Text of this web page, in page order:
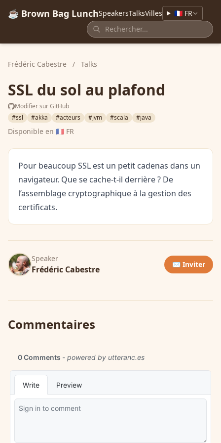
☕ Brown Bag LunchSpeakersTalksVilles 🇫🇷 FR
Frédéric Cabestre / Talks
SSL du sol au plafond
Modifier sur GitHub
#ssl
#akka #acteurs #jvm #scala #java
Disponible en 🇫🇷 FR
Pour beaucoup SSL est un petit cadenas dans un
navigateur. Que se cache-t-il derrière ? De
l’assemblage cryptographique à la gestion des
certificats.
Speaker
Frédéric Cabestre ✉️ Inviter
Commentaires